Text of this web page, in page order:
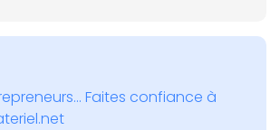
Faites confiance à